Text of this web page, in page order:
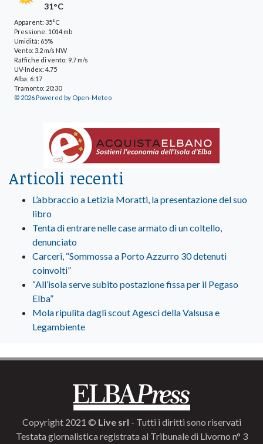
31°C
Apparent: 35°C
Pressione: 1014 mb
Umidità: 65%
Vento: 3.2 m/s NW
Raffiche di vento: 9.7 m/s
UV-Index: 4.75
Alba: 6:17
Tramonto: 20:30
© 2026 Powered by Open-Meteo
Articoli recenti
L’abbraccio a Letizia Moratti, la presentazione del suo
libro
Tenta di entrare nelle case armato di un coltello,
denunciato
Carceri, “Sommossa a Porto Azzurro 30 detenuti
coinvolti”
“All’isola serve subito postazione fissa per il Pegaso
Elba”
Mola ripulita dagli scout Agesci della Valsusa e
Legambiente
Copyright 2021 © Live srl - Tutti i diritti sono riservati
Testata giornalistica registrata al Tribunale di Livorno n° 3